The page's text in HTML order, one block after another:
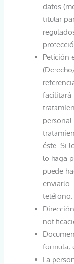
datos
titular
Petición
facilitará
éste. Si
lo haga
puede
enviarlo.
teléfono.
formula,
La